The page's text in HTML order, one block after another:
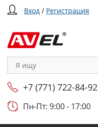
Вход / Регистрация
+7 (771) 722-84-92
Пн-Пт: 9:00 - 17:00